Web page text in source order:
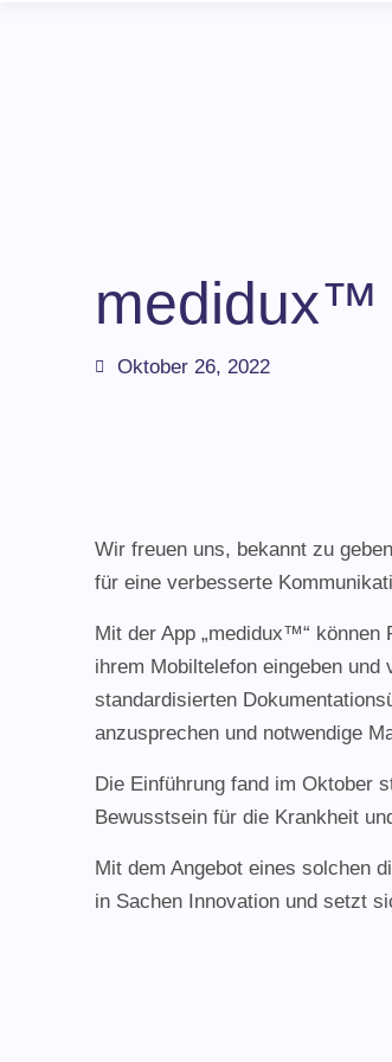
medidux™
Oktober 26, 2022
Wir freuen uns, bekannt zu
für eine verbesserte
Mit der App „medidux™“ können
ihrem Mobiltelefon eingeben
standardisierten
anzusprechen und notwendige
Die Einführung fand im Oktober
Bewusstsein für die Krankheit
Mit dem Angebot eines solchen
in Sachen Innovation und setzt